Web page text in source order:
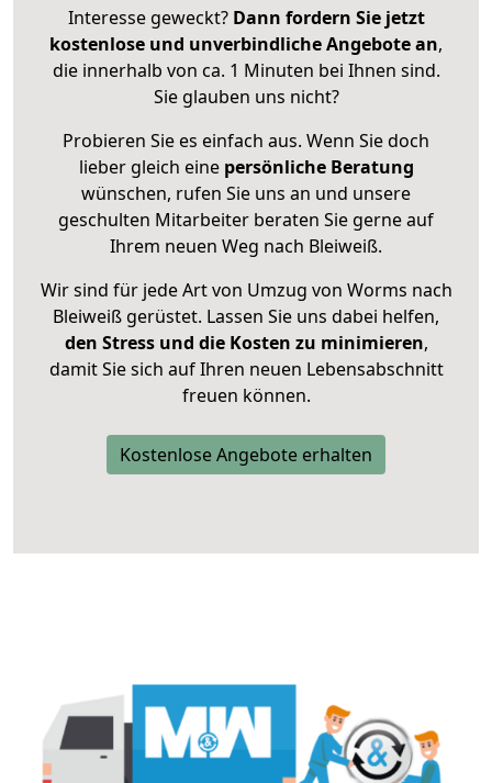
Interesse geweckt? Dann fordern Sie jetzt
kostenlose und unverbindliche Angebote an,
die innerhalb von ca. 1 Minuten bei Ihnen sind.
Sie glauben uns nicht?
Probieren Sie es einfach aus. Wenn Sie doch
lieber gleich eine persönliche Beratung
wünschen, rufen Sie uns an und unsere
geschulten Mitarbeiter beraten Sie gerne auf
Ihrem neuen Weg nach Bleiweiß.
Wir sind für jede Art von Umzug von Worms nach
Bleiweiß gerüstet. Lassen Sie uns dabei helfen,
den Stress und die Kosten zu minimieren,
damit Sie sich auf Ihren neuen Lebensabschnitt
freuen können.
Kostenlose Angebote erhalten